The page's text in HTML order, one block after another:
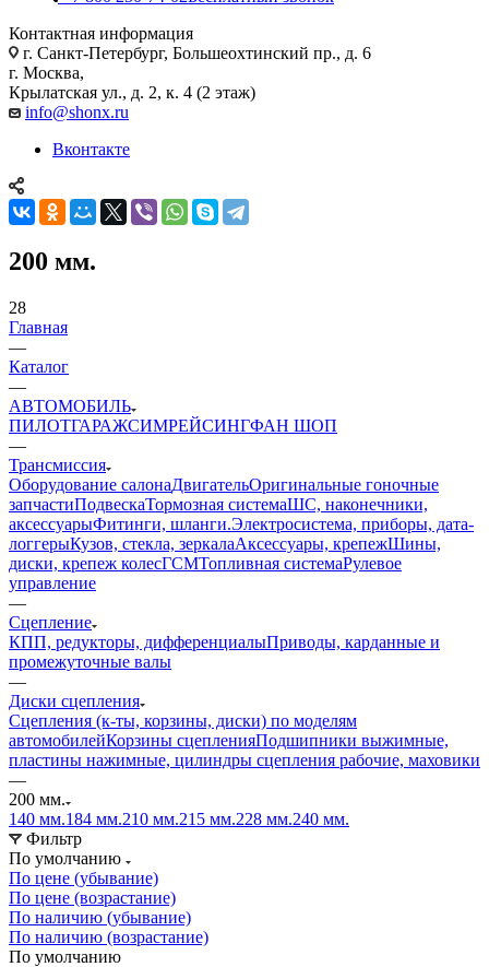
Контактная информация
г. Санкт-Петербург, Большеохтинский пр., д. 6
г. Москва,
Крылатская ул., д. 2, к. 4 (2 этаж)
info@shonx.ru
Вконтакте
200 мм.
28
Главная
—
Каталог
—
АВТОМОБИЛЬ
ПИЛОТГАРАЖСИМРЕЙСИНГФАН ШОП
—
Трансмиссия
Оборудование салонаДвигательОригинальные гоночные
запчастиПодвескаТормозная системаШС, наконечники,
аксессуарыФитинги, шланги.Электросистема, приборы, дата-
логгерыКузов, стекла, зеркалаАксессуары, крепежШины,
диски, крепеж колесГСМТопливная системаРулевое
управление
—
Сцепление
КПП, редукторы, дифференциалыПриводы, карданные и
промежуточные валы
—
Диски сцепления
Сцепления (к-ты, корзины, диски) по моделям
автомобилейКорзины сцепленияПодшипники выжимные,
пластины нажимные, цилиндры сцепления рабочие, маховики
—
200 мм.
140 мм.184 мм.210 мм.215 мм.228 мм.240 мм.
Фильтр
По умолчанию
По цене (убывание)
По цене (возрастание)
По наличию (убывание)
По наличию (возрастание)
По умолчанию